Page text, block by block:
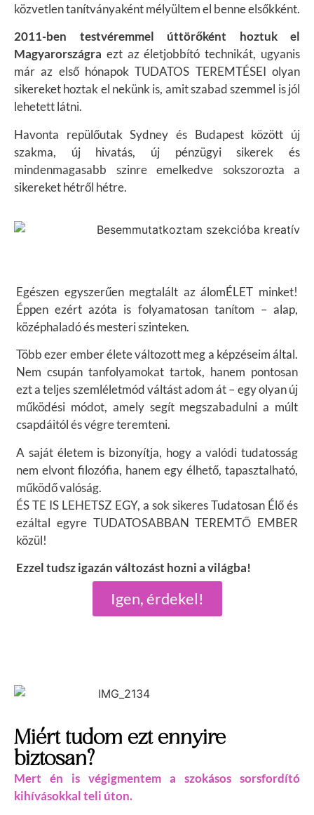
közvetlen tanítványaként mélyültem el benne elsőkként.
2011-ben testvéremmel úttörőként hoztuk el
Magyarországra ezt az életjobbító technikát, ugyanis
már az első hónapok TUDATOS TEREMTÉSEI olyan
sikereket hoztak el nekünk is, amit szabad szemmel is jól
lehetett látni.
Havonta repülőutak Sydney és Budapest között új
szakma, új hivatás, új pénzügyi sikerek és
mindenmagasabb szinre emelkedve sokszorozta a
sikereket hétről hétre.
Igen, érdekel!
Egészen egyszerűen megtalált az álomÉLET minket!
Éppen ezért azóta is folyamatosan tanítom – alap,
középhaladó és mesteri szinteken.
Több ezer ember élete változott meg a képzéseim által.
Nem csupán tanfolyamokat tartok, hanem pontosan
ezt a teljes szemléletmód váltást adom át – egy olyan új
működési módot, amely segít megszabadulni a múlt
csapdáitól és végre teremteni.
A saját életem is bizonyítja, hogy a valódi tudatosság
nem elvont filozófia, hanem egy élhető, tapasztalható,
működő valóság.
ÉS TE IS LEHETSZ EGY, a sok sikeres Tudatosan Élő és
ezáltal egyre TUDATOSABBAN TEREMTŐ EMBER
közül!
Ezzel tudsz igazán változást hozni a világba!
Miért tudom ezt ennyire
biztosan?
Mert én is végigmentem a szokásos sorsfordító
kihívásokkal teli úton.